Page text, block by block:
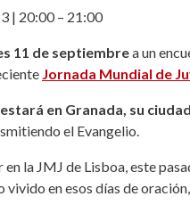
| 20:00– 21:00
11 de septiembrea un
Jornada Mundial de
estará en Granada, su
el Evangelio.
la JMJ de Lisboa, este
vivido en esos días de